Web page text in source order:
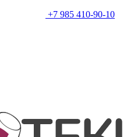
+7 985 410-90-10